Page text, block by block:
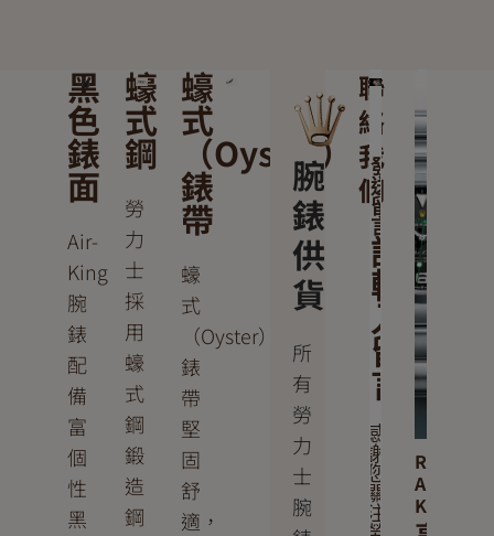
黑
色
錶
面
Air-
King
腕
錶
配
備
富
個
性
黑
蠔
式
鋼
勞
力
士
採
用
蠔
式
鋼
鍛
造
鋼
蠔
式
（Oyster）
錶
帶
蠔
式
（Oyster）
錶
帶
堅
固
舒
適，
腕
錶
供
貨
所
有
勞
力
士
腕
聯
絡
我
們
發
送
留
言
請
輸
入
留
言
感
謝
您
關
注
Rolex
Air-
King